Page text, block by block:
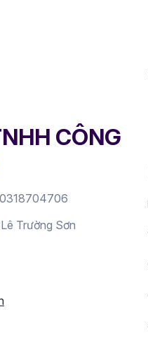
CÔNG
0318704706
Trường Sơn